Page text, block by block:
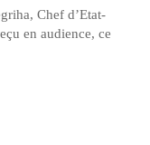
Chef d’Etat-
en audience, ce